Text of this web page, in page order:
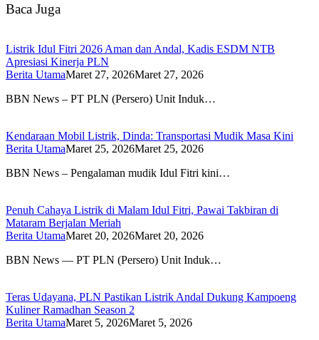
Baca Juga
Listrik Idul Fitri 2026 Aman dan Andal, Kadis ESDM NTB
Apresiasi Kinerja PLN
Berita UtamaMaret 27, 2026Maret 27, 2026
BBN News – PT PLN (Persero) Unit Induk…
Kendaraan Mobil Listrik, Dinda: Transportasi Mudik Masa Kini
Berita UtamaMaret 25, 2026Maret 25, 2026
BBN News – Pengalaman mudik Idul Fitri kini…
Penuh Cahaya Listrik di Malam Idul Fitri, Pawai Takbiran di
Mataram Berjalan Meriah
Berita UtamaMaret 20, 2026Maret 20, 2026
BBN News — PT PLN (Persero) Unit Induk…
Teras Udayana, PLN Pastikan Listrik Andal Dukung Kampoeng
Kuliner Ramadhan Season 2
Berita UtamaMaret 5, 2026Maret 5, 2026